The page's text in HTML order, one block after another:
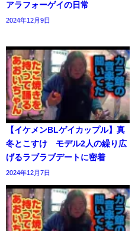
アラフォーゲイの日常
2024年12月9日
【イケメンBLゲイカップル】真
冬とこすけ モデル2人の繰り広
げるラブラブデートに密着
2024年12月7日